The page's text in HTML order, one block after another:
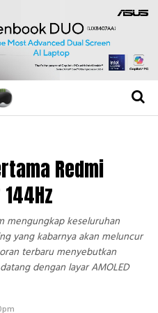
Redmi
mengungkap keseluruhan
yang kabarnya akan meluncur
terbaru menyebutkan
dengan layar AMOLED